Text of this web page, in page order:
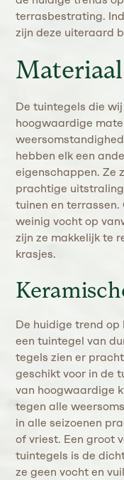
terrasbestrating.
zijn deze uiteraard
Materiaal
De tuintegels die
hoogwaardige
hebben elk een
eigenschappen. Ze
prachtige
tuinen en terrassen.
weinig vocht op
zijn ze makkelijk te
krasjes.
De huidige trend
een tuintegel van
tegels zien er
geschikt voor in de
van hoogwaardige
tegen alle
in alle seizoenen
of vriest. Een groot
tuintegels is de
ze geen vocht en